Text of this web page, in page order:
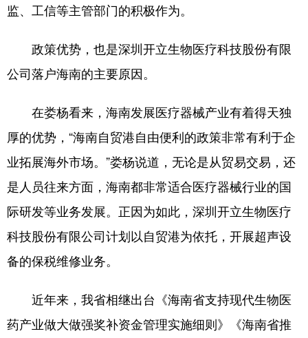
监、工信等主管部门的积极作为。
政策优势，也是深圳开立生物医疗科技股份有限
公司落户海南的主要原因。
在娄杨看来，海南发展医疗器械产业有着得天独
厚的优势，“海南自贸港自由便利的政策非常有利于企
业拓展海外市场。”娄杨说道，无论是从贸易交易，还
是人员往来方面，海南都非常适合医疗器械行业的国
际研发等业务发展。正因为如此，深圳开立生物医疗
科技股份有限公司计划以自贸港为依托，开展超声设
备的保税维修业务。
近年来，我省相继出台《海南省支持现代生物医
药产业做大做强奖补资金管理实施细则》《海南省推